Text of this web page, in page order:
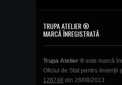
TRUPA ATELIER ®
MARCĂ ÎNREGISTRATĂ
Trupa Atelier ® este marcă
Oficiul de Stat pentru Invenții
128748 din 28/08/2013